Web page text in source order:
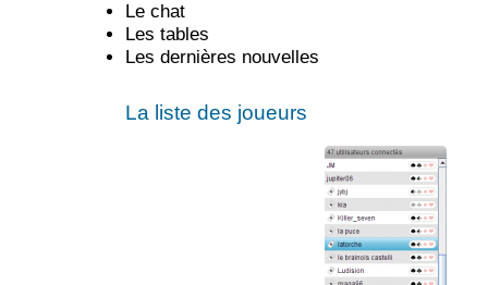
Le chat
Les tables
Les dernières nouvelles
La liste des joueurs